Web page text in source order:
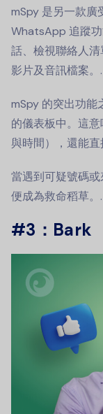
mSpy 是另一款廣
WhatsApp 追蹤
話、檢視聯絡人清
影片及音訊檔案。.
mSpy 的突出功能
的儀表板中。這
與時間），還能
當遇到可疑號碼
便成為救命稻草。.
#3：Bark